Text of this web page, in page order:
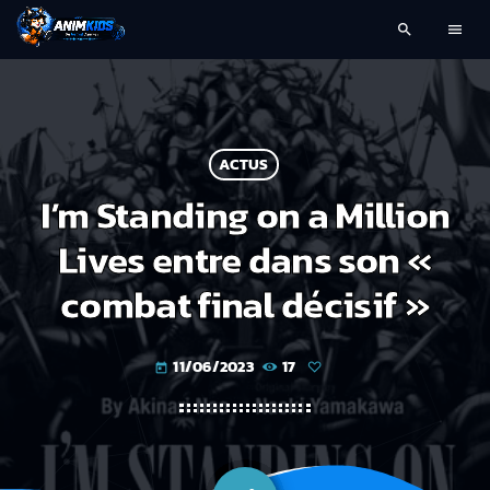
search menu
ACTUS
I’m Standing on a Million
Lives entre dans son «
combat final décisif »
today 11/06/2023 17